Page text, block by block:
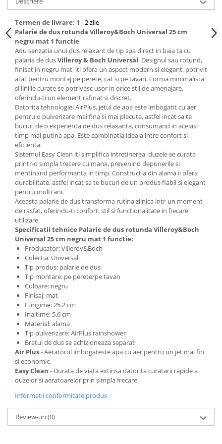
Bucatarie
Mobila bucatarie
Dulapuri si rafturi depozitare
Mese bucatarie si living
Mobilier bucatarie
Scaune bucatarie & living
Vase & ustensile pentru gatit
Tigai si seturi
Oale si cratite
Oale sub presiune
Tavi
Ustensile bucatarie
Accesorii pentru bucatarie
Cosuri de gunoi
Suporturi si accesorii de bucatarie
Living & hol
Mobila living
Comode
Mese cafea si decorative
Rafturi si biblioteci
Tabureti si fotolii
Mobila hol
Termen de livrare: 1 - 2 zile
Palarie de dus rotunda Villeroy&Boch Universal 25 cm
negru mat 1 functie
Adu senzatia unui dus relaxant de tip spa direct in baia ta cu
palaria de dusVilleroy & Boch Universal. Designul sau rotund,
finisat in negru mat, iti ofera un aspect modern si elegant, potrivit
atat pentru montaj pe perete, cat si pe tavan. Forma minimalista
si liniile curate se potrivesc usor in orice stil de amenajare,
oferindu-ti un element rafinat si discret.
Datorita tehnologiei AirPlus, jetul de apa este imbogatit cu aer
pentru o pulverizare mai fina si mai placuta, astfel incat sa te
bucuri de o experienta de dus relaxanta, consumand in acelasi
timp mai putina apa. Este combinatia ideala intre confort si
eficienta.
Sistemul Easy Clean iti simplifica intretinerea: duzele se curata
printr-o simpla trecere cu mana, prevenind depunerile si
mentinand performanta in timp. Constructia din alama ii ofera
durabilitate, astfel incat sa te bucuri de un produs fiabil si elegant
pentru multi ani.
Aceasta palarie de dus transforma rutina zilnica intr-un moment
de rasfat, oferindu-ti confort, stil si functionalitate in fiecare
utilizare.
Specificatii tehnice Palarie de dus rotunda Villeroy&Boch
Universal 25 cm negru mat 1 functie:
Producator: Villeroy&Boch
Colectia: Universal
Tip produs: palarie de dus
Tip montare: pe perete/pe tavan
Culoare: negru
Finisaj: mat
Lungime: 25.2 cm
Inaltime: 5.6 cm
Material: alama
Tip pulverizare: AirPlus rainshower
Bratul de dus se achizioneaza separat
Air Plus- Aeratorul imbogateste apa cu aer pentru un jet mai fin
si economic.
Easy Clean - Durata de viata extinsa datorita curatarii rapide a
duzelor si aeratoarelor prin simpla frecare.
Informatii conformitate produs
Review-uri(0)